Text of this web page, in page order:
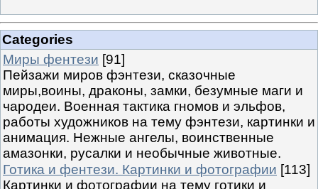
Categories
Миры фентези [91]
Пейзажи миров фэнтези, сказочные
миры,воины, драконы, замки, безумные маги и
чародеи. Военная тактика гномов и эльфов,
работы художников на тему фэнтези, картинки и
анимация. Нежные ангелы, воинственные
амазонки, русалки и необычные животные.
Готика и фентези. Картинки и фотографии [113]
Картинки и фотографии на тему готики и